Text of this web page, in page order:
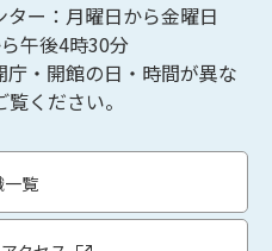
ー：月曜日から金曜日
午後4時30分
・開館の日・時間が異な
覧ください。
一覧